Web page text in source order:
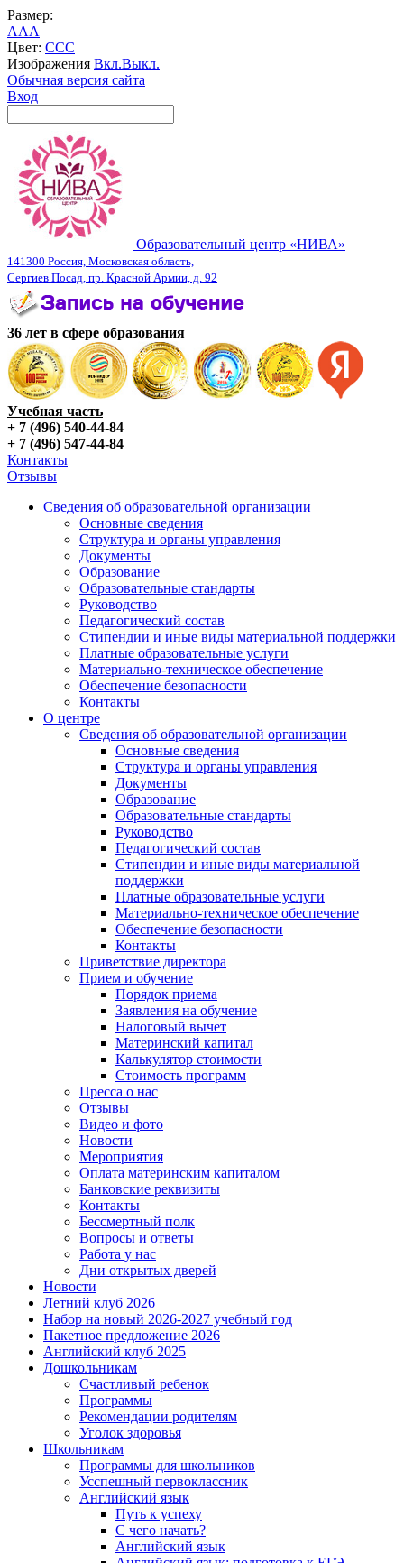
Размер:
AAA
Цвет: CCC
Изображения Вкл.Выкл.
Обычная версия сайта
Вход
Образовательный центр «НИВА»
141300 Россия, Московская область,
Сергиев Посад, пр. Красной Армии, д. 92
36 лет в сфере образования
Учебная часть
+ 7 (496) 540-44-84
+ 7 (496) 547-44-84
Контакты
Отзывы
Сведения об образовательной организации
Основные сведения
Структура и органы управления
Документы
Образование
Образовательные стандарты
Руководство
Педагогический состав
Стипендии и иные виды материальной поддержки
Платные образовательные услуги
Материально-техническое обеспечение
Обеспечение безопасности
Контакты
О центре
Сведения об образовательной организации
Основные сведения
Структура и органы управления
Документы
Образование
Образовательные стандарты
Руководство
Педагогический состав
Стипендии и иные виды материальной
поддержки
Платные образовательные услуги
Материально-техническое обеспечение
Обеспечение безопасности
Контакты
Приветствие директора
Прием и обучение
Порядок приема
Заявления на обучение
Налоговый вычет
Материнский капитал
Калькулятор стоимости
Стоимость программ
Пресса о нас
Отзывы
Видео и фото
Новости
Мероприятия
Оплата материнским капиталом
Банковские реквизиты
Контакты
Бессмертный полк
Вопросы и ответы
Работа у нас
Дни открытых дверей
Новости
Летний клуб 2026
Набор на новый 2026-2027 учебный год
Пакетное предложение 2026
Английский клуб 2025
Дошкольникам
Счастливый ребенок
Программы
Рекомендации родителям
Уголок здоровья
Школьникам
Программы для школьников
Усспешный первоклассник
Английский язык
Путь к успеху
С чего начать?
Английский язык